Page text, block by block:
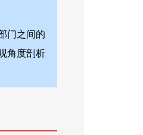
门之间的
角度剖析